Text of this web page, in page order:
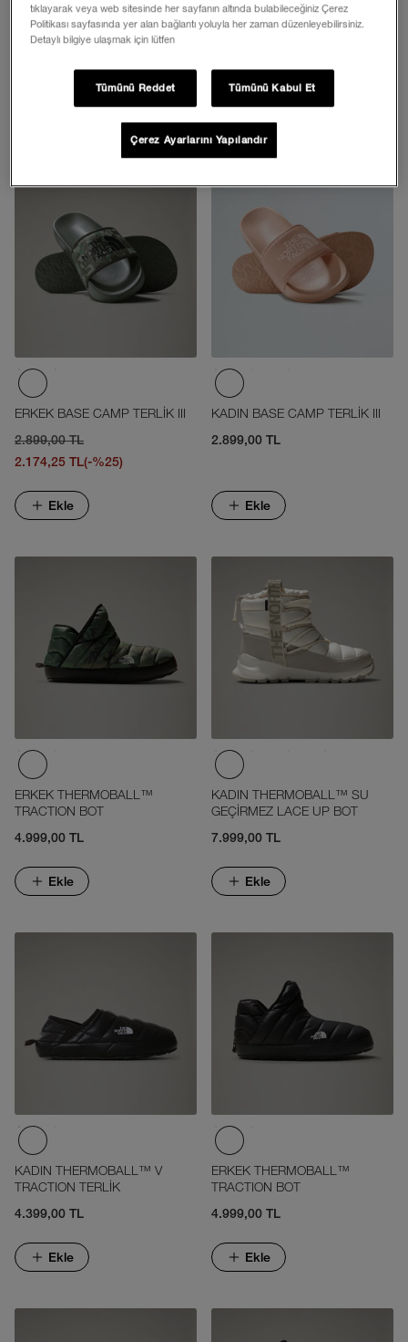
KADIN BASE CAMP MINI II
7.999,00 TL
Ekle
ERKEK BASE CAMP TERLİK III
2.899,00 TL
2.174,25 TL(-%25)
Ekle
KADIN BASE CAMP TERLİK III
2.899,00 TL
Ekle
ERKEK THERMOBALL™
TRACTION BOT
4.999,00 TL
Ekle
KADIN THERMOBALL™ SU
GEÇİRMEZ LACE UP BOT
7.999,00 TL
Ekle
KADIN THERMOBALL™ V
TRACTION TERLİK
4.399,00 TL
Ekle
ERKEK THERMOBALL™
TRACTION BOT
4.999,00 TL
Ekle
tıklayarak veya web sitesinde her sayfanın altında bulabileceğiniz Çerez
Politikası sayfasında yer alan bağlantı yoluyla her zaman düzenleyebilirsiniz.
Detaylı bilgiye ulaşmak için lütfen
Tümünü Reddet Tümünü Kabul Et
Çerez Ayarlarını Yapılandır